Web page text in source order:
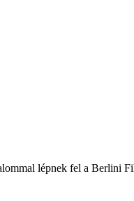
lépnek fel a Berlini